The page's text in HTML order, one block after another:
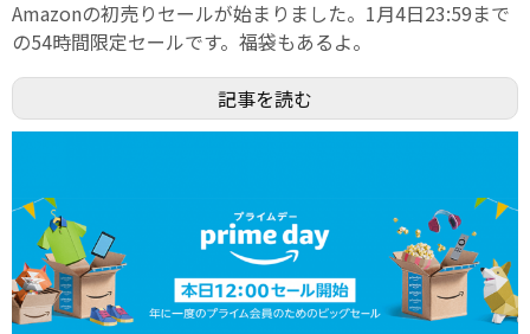
Amazonの初売りセールが始まりました。1月4日23:59まで
の54時間限定セールです。福袋もあるよ。
記事を読む